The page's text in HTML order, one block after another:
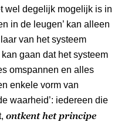
wel degelijk mogelijk is in
in de leugen’ kan alleen
van het systeem
gaan dat het systeem
omspannen en alles
enkele vorm van
waarheid’: iedereen die
ontkent het principe